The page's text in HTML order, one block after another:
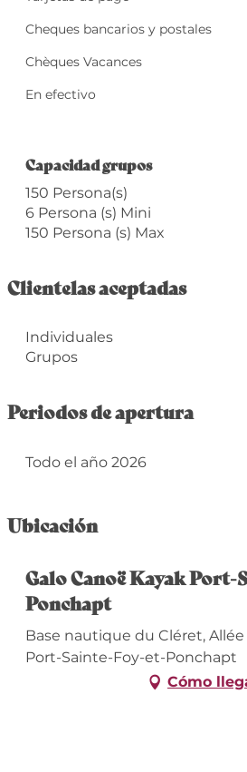
Cheques bancarios y postales
Chèques Vacances
En efectivo
Capacidad grupos
Capacidad grupos
150 Persona(s)
6 Persona (s) Mini
150 Persona (s) Max
Clientelas aceptadas
Individuales
Grupos
Periodos de apertura
Todo el año 2026
Ubicación
Galo Canoë Kayak Port-
Ponchapt
Base nautique du Cléret, Allée
Port-Sainte-Foy-et-Ponchapt
Cómo